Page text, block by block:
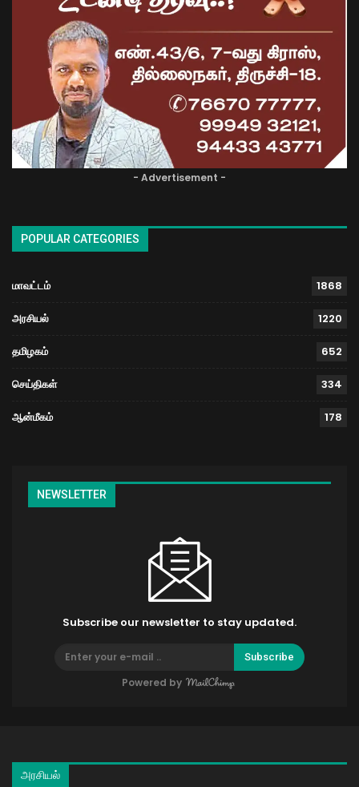
- Advertisement -
POPULAR CATEGORIES
மாவட்டம் 1868
அரசியல் 1220
தமிழகம் 652
செய்திகள் 334
ஆன்மீகம் 178
NEWSLETTER
Subscribe our newsletter to stay updated.
Subscribe
Powered by
அரசியல்